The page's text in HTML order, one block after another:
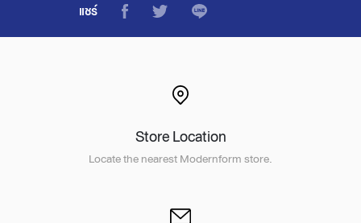
แชร์
Store Location
Locate the nearest Modernform store.